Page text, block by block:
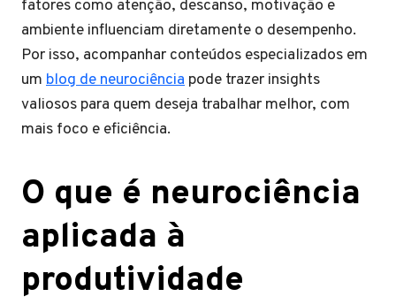
fatores como atenção, descanso, motivação e
ambiente influenciam diretamente o desempenho.
Por isso, acompanhar conteúdos especializados em
um blog de neurociência pode trazer insights
valiosos para quem deseja trabalhar melhor, com
mais foco e eficiência.
O que é neurociência
aplicada à
produtividade